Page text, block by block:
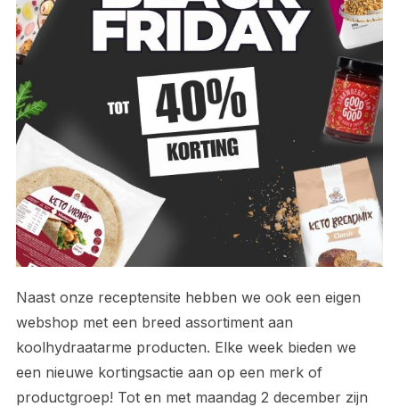
Naast onze receptensite hebben we ook een eigen
webshop met een breed assortiment aan
koolhydraatarme producten. Elke week bieden we
een nieuwe kortingsactie aan op een merk of
productgroep! Tot en met maandag 2 december zijn